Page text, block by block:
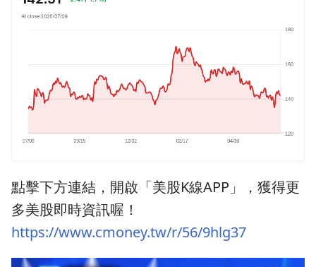
點擊下方連結，開啟「美股K線APP」，獲得更
多美股即時資訊喔！
https://www.cmoney.tw/r/56/9hlg37